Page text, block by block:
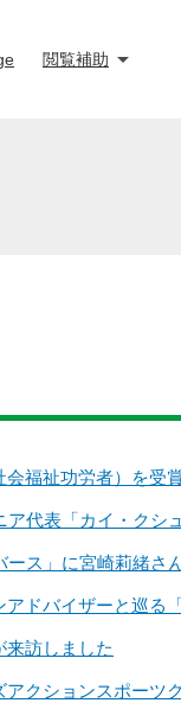
閲覧補助
会福祉功労者）を受
ア代表「カイ・クシ
ース」に宮崎莉緒さ
アドバイザーと巡る
来訪しました
アクションスポーツ